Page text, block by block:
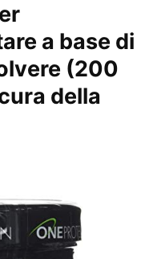
a base di
(200
della